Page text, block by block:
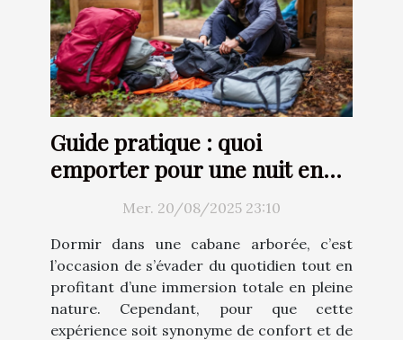
Guide pratique : quoi
emporter pour une nuit en
cabane arborée ?
Mer. 20/08/2025 23:10
Dormir dans une cabane arborée, c’est
l’occasion de s’évader du quotidien tout en
profitant d’une immersion totale en pleine
nature. Cependant, pour que cette
expérience soit synonyme de confort et de